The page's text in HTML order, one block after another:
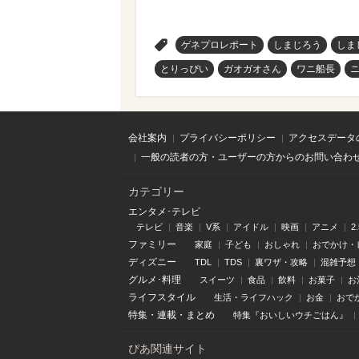
ゲネプロレポート しまじろう しま
とりっぴい ガオガオさん ワニ船長
会社案内 プライバシーポリシー
アクセスデー
一般の読者の方・ユーザーの方からのお問い合わ
カテゴリー
エンタメ･テレビ
テレビ 音楽 V系 アイドル 映画 アニメ
ファミリー 家庭 子ども おしゃれ おでかけ・
ディズニー TDL TDS 裏ワザ・攻略 混雑予想
グルメ･料理 スイーツ 食品 飲料 お菓子 お
ライフスタイル 生活・ライフハック お金 おで
特集 ・ 連載 ・ まとめ 特集『おいしいウチごはん』
ぴあ関連サイト